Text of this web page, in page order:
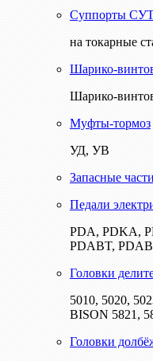
Суппорты
на токарные
Шарико-
Шарико-
Муфты-тормоз
УД, УВ
Запасные
Педали
PDA, PDKA,
PDABT,
Головки
5010, 5020,
BISON 5821,
Головки